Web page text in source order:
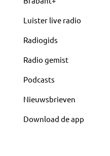
Luister live radio
Radiogids
Radio gemist
Podcasts
Nieuwsbrieven
Download de app